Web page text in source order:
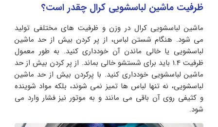
ظرفیت ماشین لباسشویی کرال چقدر است؟
ماشین لباسشویی کرال در وزن و ظرفیت های مختلفی تولید
می شود. هنگام شستن لباس، از پر کردن بیش از حد ماشین
لباسشویی یا خالی ماندن آن خودداری کنید. به طور معمول
ظرفیت 1.4 باید برای شستشو خالی بماند. از پر کردن بیش از حد
ماشین لباسشویی خودداری کنید. با پرکردن بیش از حد ماشین
لباسشویی، نه تنها لباس ها تمیز نمی شوند، بلکه مواد شوینده
و کثیفی روی آن باقی می مانند و به موتور نیز فشار وارد می
شود.